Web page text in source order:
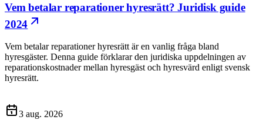
Vem betalar reparationer hyresrätt? Juridisk guide
2024
Vem betalar reparationer hyresrätt är en vanlig fråga bland
hyresgäster. Denna guide förklarar den juridiska uppdelningen av
reparationskostnader mellan hyresgäst och hyresvärd enligt svensk
hyresrätt.
3 aug. 2026